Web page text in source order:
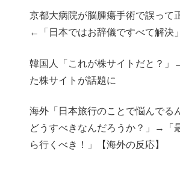
京都大病院が脳腫瘍手術で誤って
←「日本ではお辞儀ですべて解決
韓国人「これが株サイトだと？」
た株サイトが話題に
海外「日本旅行のことで悩んでる
どうすべきなんだろうか？」→「
ら行くべき！」【海外の反応】